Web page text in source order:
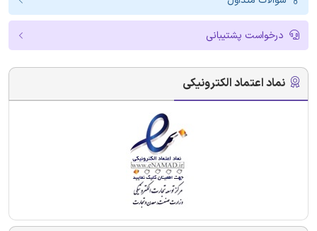
درخواست پشتیبانی
نماد اعتماد الکترونیکی